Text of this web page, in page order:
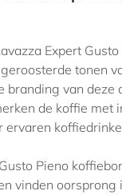
Expert Gusto
tonen
branding van deze
de koffie met
ervaren
Pieno
vinden oorsprong